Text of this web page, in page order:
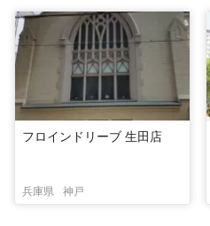
フロインドリーブ 生田店
兵庫県 神戸